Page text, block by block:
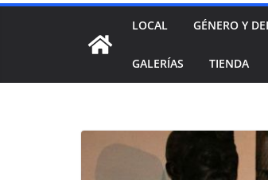
LOCAL GÉNERO Y
GALERÍAS TIENDA